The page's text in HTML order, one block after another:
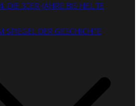
DIE 30ER-JAHRE BIS HEUTE
SPIEGEL DER GESCHICHTE